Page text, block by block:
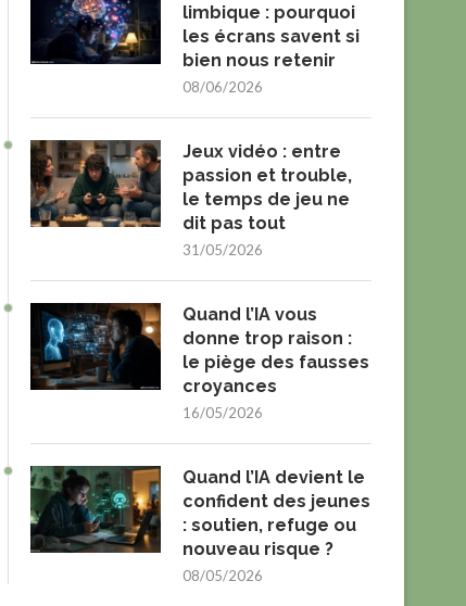
limbique : pourquoi
les écrans savent si
bien nous retenir
08/06/2026
Jeux vidéo : entre
passion et trouble,
le temps de jeu ne
dit pas tout
31/05/2026
Quand l’IA vous
donne trop raison :
le piège des fausses
croyances
16/05/2026
Quand l’IA devient le
confident des jeunes
: soutien, refuge ou
nouveau risque ?
08/05/2026